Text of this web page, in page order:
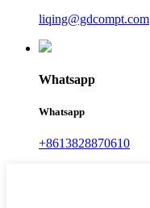
liqing@gdcompt.com
Whatsapp
Whatsapp
+8613828870610